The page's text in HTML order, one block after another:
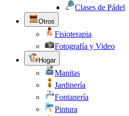
Clases de Pádel
Otros
Fisioterapia
Fotografía y Video
Hogar
Manitas
Jardinería
Fontanería
Pintura